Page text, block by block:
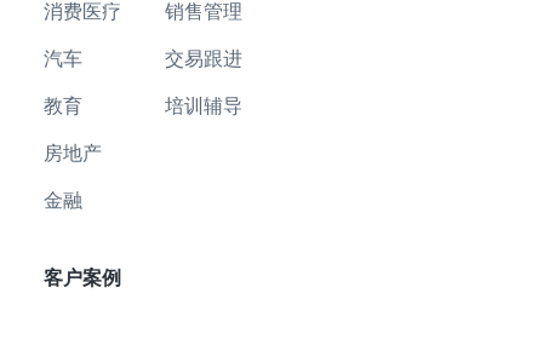
消费医疗
汽车
教育
房地产
金融
销售管理
交易跟进
培训辅导
客户案例